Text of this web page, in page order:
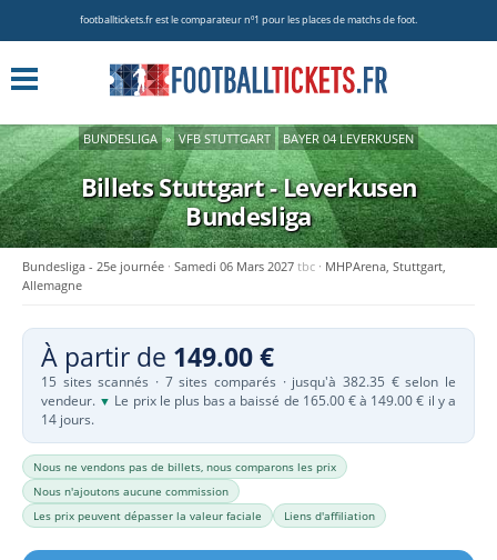
footballtickets.fr est le comparateur nº1 pour les places de matchs de foot.
BUNDESLIGA » VFB STUTTGART BAYER 04 LEVERKUSEN
Billets Stuttgart - Leverkusen
Bundesliga
Bundesliga - 25e journée Samedi 06 Mars 2027 tbc
MHPArena, Stuttgart,
Allemagne
À partir de 149.00 €
15 sites scannés · 7 sites comparés · jusqu'à 382.35 € selon le
vendeur. ▼ Le prix le plus bas a baissé de 165.00 € à 149.00 € il y a
14 jours.
Nous ne vendons pas de billets, nous comparons les prix
Nous n'ajoutons aucune commission
Les prix peuvent dépasser la valeur faciale
Liens d'affiliation